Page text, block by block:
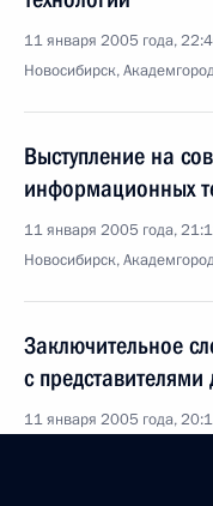
11 января 2005 года,
Новосибирск,
Выступление на
информационных
11 января 2005 года,
Новосибирск,
Заключительное
с представителями
11 января 2005 года,